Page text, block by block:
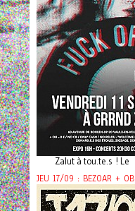
Zalut à tou.te.s ! Le
JEU 17/09 : BEZOAR +